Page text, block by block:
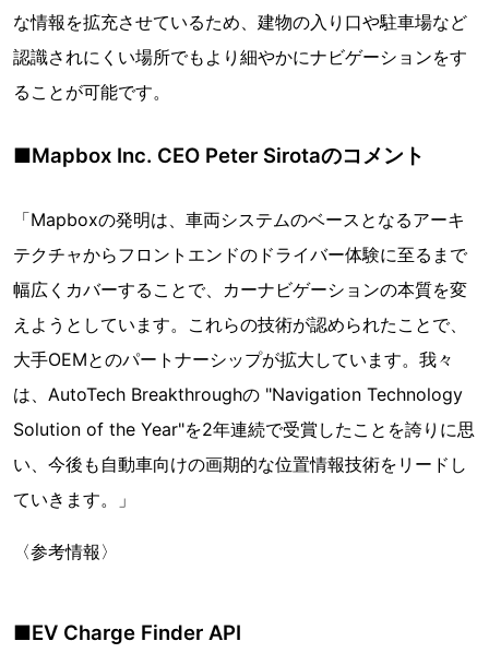
な情報を拡充させているため、建物の入り口や駐車場など
認識されにくい場所でもより細やかにナビゲーションをす
ることが可能です。
■Mapbox Inc. CEO Peter Sirotaのコメント
「Mapboxの発明は、車両システムのベースとなるアーキ
テクチャからフロントエンドのドライバー体験に至るまで
幅広くカバーすることで、カーナビゲーションの本質を変
えようとしています。これらの技術が認められたことで、
大手OEMとのパートナーシップが拡大しています。我々
は、AutoTech Breakthroughの "Navigation Technology
Solution of the Year"を2年連続で受賞したことを誇りに思
い、今後も自動車向けの画期的な位置情報技術をリードし
ていきます。」
〈参考情報〉
■EV Charge Finder API